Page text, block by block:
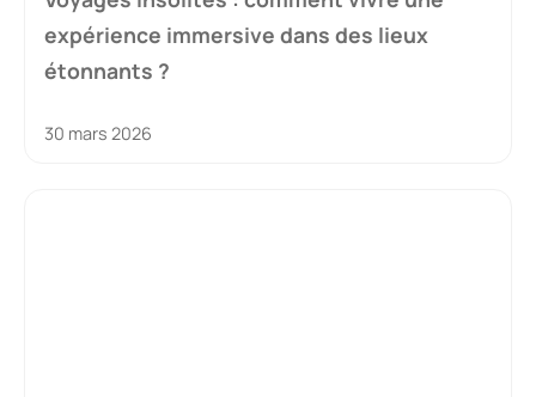
expérience immersive dans des lieux
étonnants ?
30 mars 2026